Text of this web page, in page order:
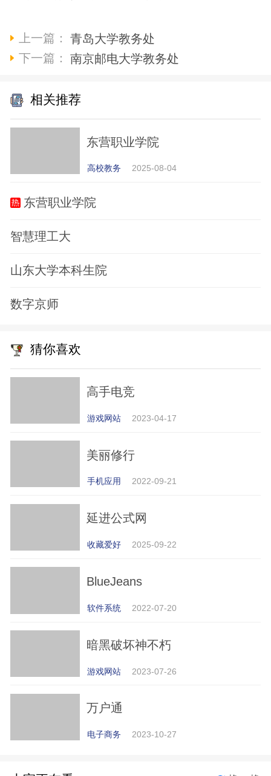
上一篇：
青岛大学教务处
下一篇：
南京邮电大学教务处
相关推荐
东营职业学院
高校教务 2025-08-04
东营职业学院
智慧理工大
山东大学本科生院
数字京师
猜你喜欢
高手电竞
游戏网站 2023-04-17
美丽修行
手机应用 2022-09-21
延进公式网
收藏爱好 2025-09-22
BlueJeans
软件系统 2022-07-20
暗黑破坏神不朽
游戏网站 2023-07-26
万户通
电子商务 2023-10-27